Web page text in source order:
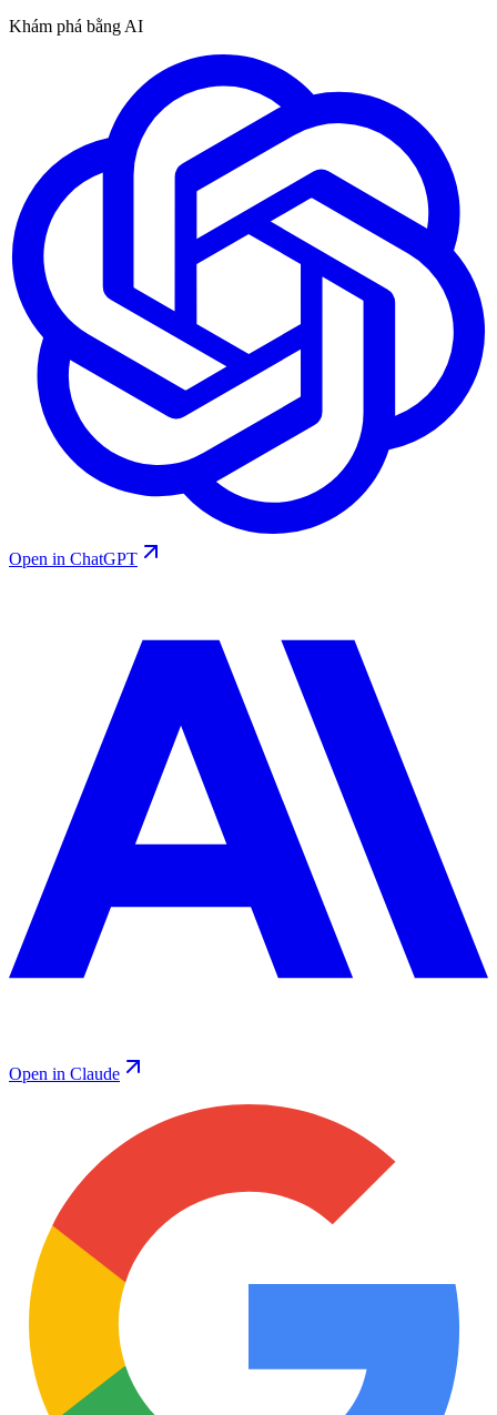
Khám phá bằng AI
Open in ChatGPT
Open in Claude